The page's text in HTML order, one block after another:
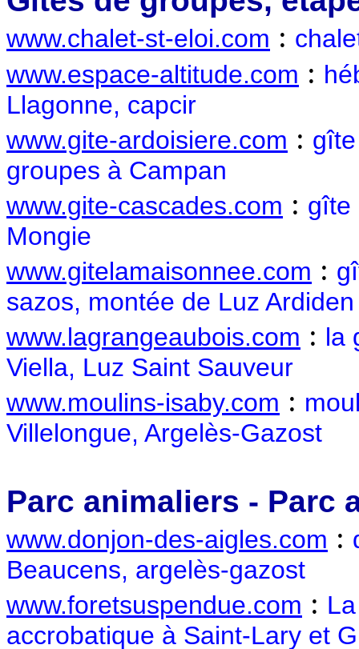
www.chalet-st-eloi.com :
www.espace-altitude.com :
Llagonne, capcir
www.gite-ardoisiere.com :
groupes à Campan
www.gite-cascades.com : gîte
Mongie
www.gitelamaisonnee.com :
sazos, montée de Luz Ardiden
www.lagrangeaubois.com : la
Viella, Luz Saint Sauveur
www.moulins-isaby.com :
Villelongue, Argelès-Gazost
Parc animaliers - Parc
www.donjon-des-aigles.com :
Beaucens, argelès-gazost
www.foretsuspendue.com :
accrobatique à Saint-Lary et